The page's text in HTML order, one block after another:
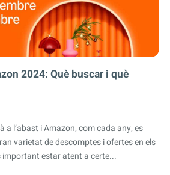
2024: Què buscar i què
a l’abast i Amazon, com cada any, es
varietat de descomptes i ofertes en els
important estar atent a certe...